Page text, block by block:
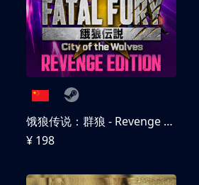
饿狼传说：群狼 - Revenge Edition
¥ 198